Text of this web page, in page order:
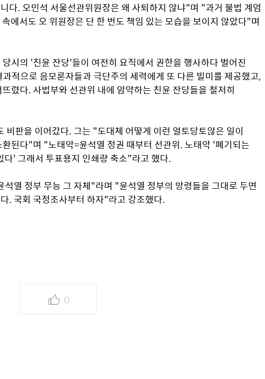
다. 오민석 서울선관위원장은 왜 사퇴하지 않냐"며 "과거 불법 계엄
에서도 오 위원장은 단 한 번도 책임 있는 모습을 보이지 않았다"며
시의 '친윤 잔당'들이 여전히 요직에서 권한을 행사하다 벌어진
적으로 음모론자들과 극단주의 세력에게 또 다른 빌미를 제공했고,
렸다. 사법부와 선관위 내에 암약하는 친윤 잔당들을 철저히
비판을 이어갔다. 그는 "도대체 어떻게 이런 얼토당토않은 일이
된다"며 "노태악=윤석열 정권 때부터 선관위. 노태악 '폐기되는
' 그래서 투표용지 인쇄량 축소"라고 했다.
열 정부 무능 그 자체"라며 "윤석열 정부의 망령들을 그대로 두면
. 국회 국정조사부터 하자"라고 강조했다.
0